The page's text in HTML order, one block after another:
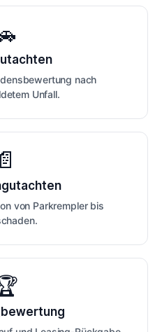
nach
Unfall.
📄
von Parkrempler bis